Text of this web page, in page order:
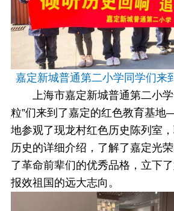
嘉定新城普通第二小学同学们来
上海市嘉定新城普通第二小
粒”们来到了嘉定的红色教育基
地参观了现龙村红色历史陈列室
历史的详细介绍，了解了嘉定光
了革命前辈们的优秀品格，立下
报效祖国的远大志向。